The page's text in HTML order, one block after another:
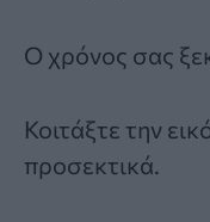
Ο χρόνος σας
Κοιτάξτε την
προσεκτικά.